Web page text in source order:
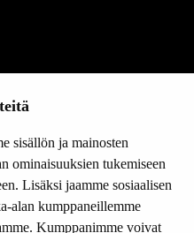
sisällön ja mainosten
ominaisuuksien tukemiseen
Lisäksi jaamme sosiaalisen
alan kumppaneillemme
Kumppanimme voivat